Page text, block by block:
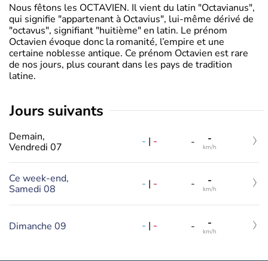
Nous fêtons les OCTAVIEN. Il vient du latin "Octavianus",
qui signifie "appartenant à Octavius", lui-même dérivé de
"octavus", signifiant "huitième" en latin. Le prénom
Octavien évoque donc la romanité, l’empire et une
certaine noblesse antique. Ce prénom Octavien est rare
de nos jours, plus courant dans les pays de tradition
latine.
jours suivants
Demain,
Vendredi 07
- | - - -
km/h
Ce week-end,
Samedi 08
- | - - -
km/h
Dimanche 09 - | - - -
km/h